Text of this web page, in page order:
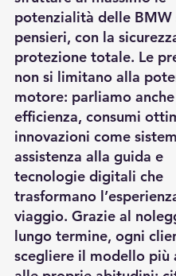
potenzialità delle BMW
pensieri, con la
protezione totale. Le
non si limitano alla
motore: parliamo
efficienza, consumi
innovazioni come
assistenza alla guida e
tecnologie digitali che
trasformano
viaggio. Grazie al
lungo termine, ogni
scegliere il modello più